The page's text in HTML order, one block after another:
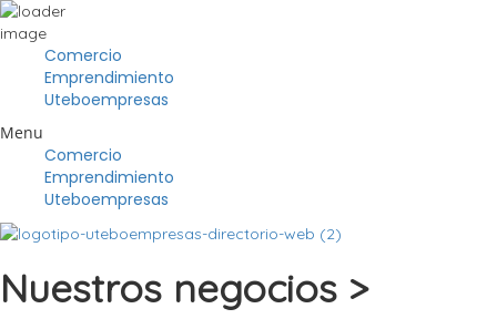
Comercio
Emprendimiento
Uteboempresas
Menu
Comercio
Emprendimiento
Uteboempresas
Nuestros negocios >